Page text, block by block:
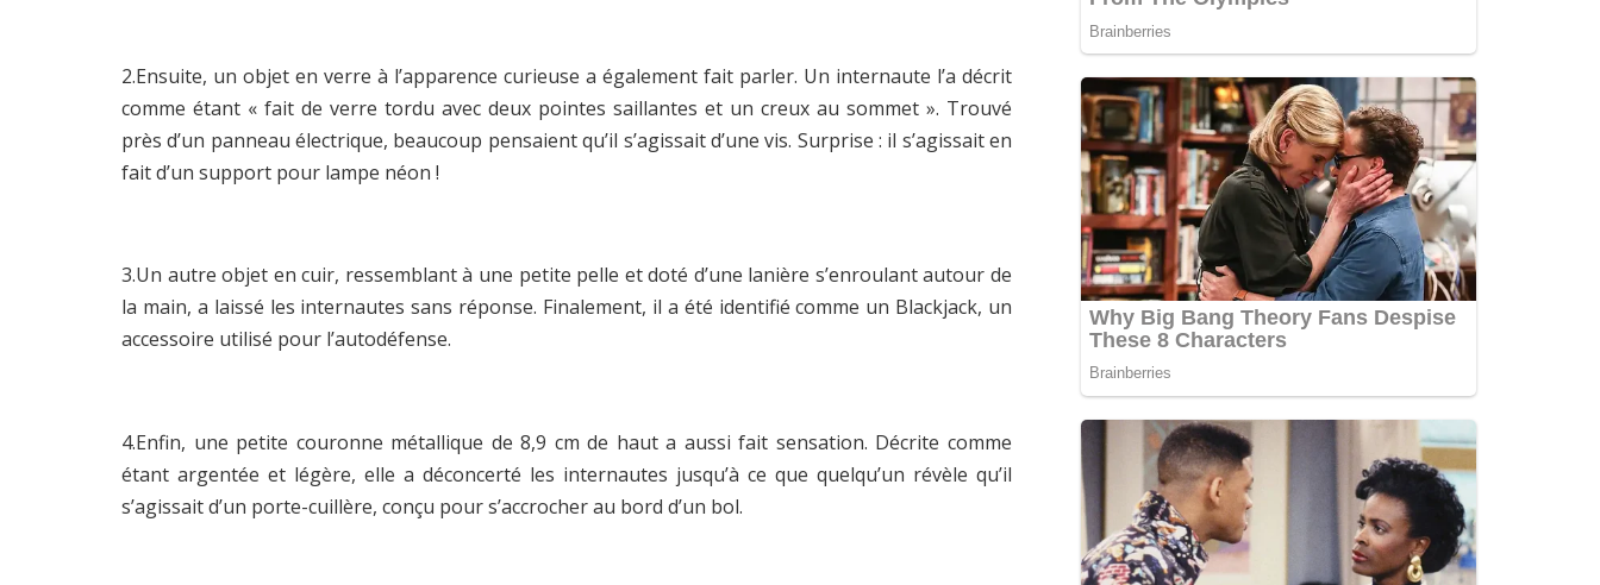
2.Ensuite, un objet en verre à l’apparence curieuse a également fait parler. Un internaute l’a décrit
comme étant « fait de verre tordu avec deux pointes saillantes et un creux au sommet ». Trouvé
près d’un panneau électrique, beaucoup pensaient qu’il s’agissait d’une vis. Surprise : il s’agissait en
fait d’un support pour lampe néon !
3.Un autre objet en cuir, ressemblant à une petite pelle et doté d’une lanière s’enroulant autour de
la main, a laissé les internautes sans réponse. Finalement, il a été identifié comme un Blackjack, un
accessoire utilisé pour l’autodéfense.
4.Enfin, une petite couronne métallique de 8,9 cm de haut a aussi fait sensation. Décrite comme
étant argentée et légère, elle a déconcerté les internautes jusqu’à ce que quelqu’un révèle qu’il
s’agissait d’un porte-cuillère, conçu pour s’accrocher au bord d’un bol.